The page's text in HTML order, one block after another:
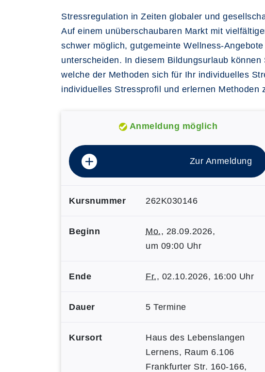
Stressregulation in Zeiten globaler und
Auf einem unüberschaubaren Markt mit
schwer möglich, gutgemeinte Wellness-
unterscheiden. In diesem Bildungsurlaub
welche der Methoden sich für Ihr individuelles
individuelles Stressprofil und erlernen
Anmeldung möglich
Zur Anmeldung
Kursnummer 262K030146
Beginn Mo., 28.09.2026,
um 09:00 Uhr
Ende Fr., 02.10.2026, 16:00 Uhr
Dauer 5 Termine
Kursort
Haus des Lebenslangen
Lernens, Raum 6.106
Frankfurter Str. 160-166,